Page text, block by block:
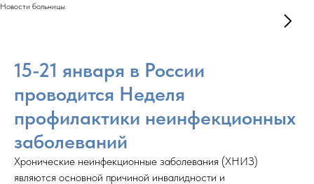
Новости больницы
15-21 января в России
проводится Неделя
профилактики неинфекционных
заболеваний
Хронические неинфекционные заболевания (ХНИЗ)
являются основной причиной инвалидности и